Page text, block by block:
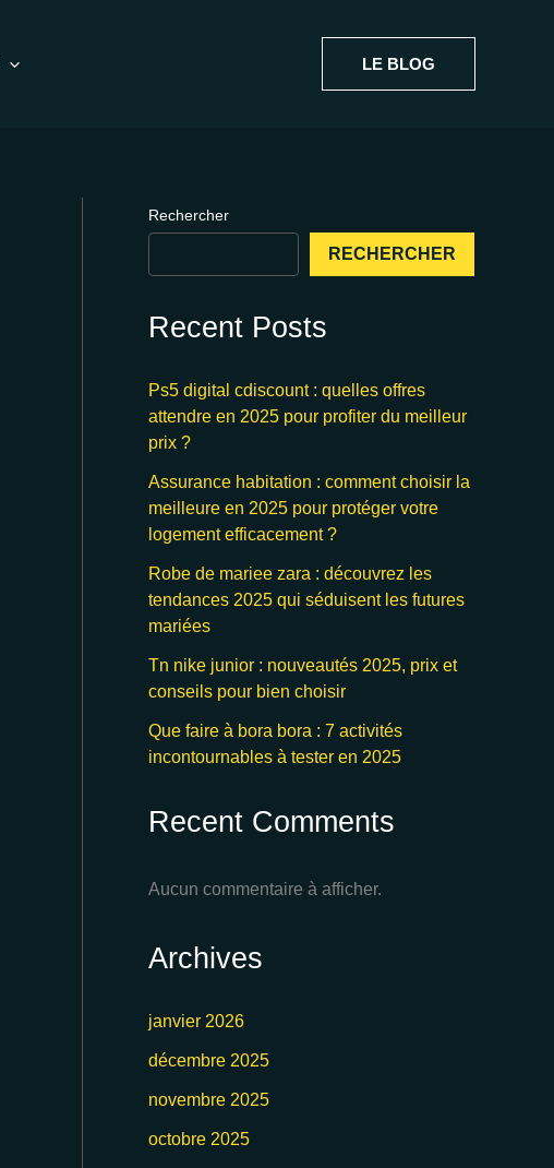
LE BLOG
Rechercher
RECHERCHER
Recent Posts
Ps5 digital cdiscount : quelles offres
attendre en 2025 pour profiter du meilleur
prix ?
Assurance habitation : comment choisir la
meilleure en 2025 pour protéger votre
logement efficacement ?
Robe de mariee zara : découvrez les
tendances 2025 qui séduisent les futures
mariées
Tn nike junior : nouveautés 2025, prix et
conseils pour bien choisir
Que faire à bora bora : 7 activités
incontournables à tester en 2025
Recent Comments
Aucun commentaire à afficher.
Archives
janvier 2026
décembre 2025
novembre 2025
octobre 2025